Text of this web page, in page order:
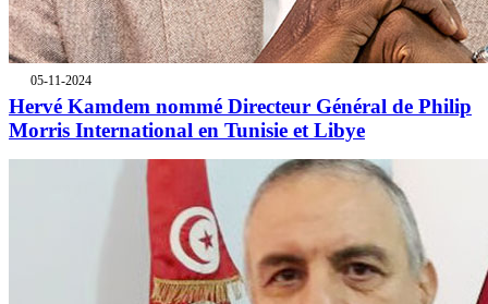
05-11-2024
Hervé Kamdem nommé Directeur Général de Philip
Morris International en Tunisie et Libye